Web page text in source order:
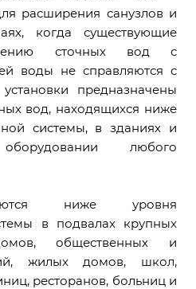
расширения санузлов и
когда существующие
сточных вод с
воды не справляются с
предназначены
вод, находящихся ниже
системы, в зданиях и
любого
ниже уровня
в подвалах крупных
общественных и
жилых домов, школ,
ресторанов, больниц и